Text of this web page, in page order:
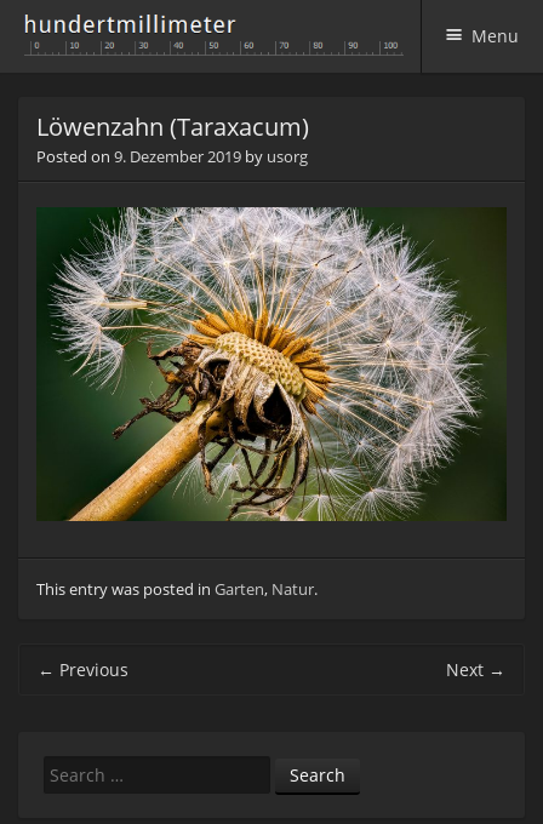
Menu
Löwenzahn (Taraxacum)
Posted on 9. Dezember 2019 by usorg
This entry was posted in Garten, Natur.
Post navigation
← Previous Next →
Search